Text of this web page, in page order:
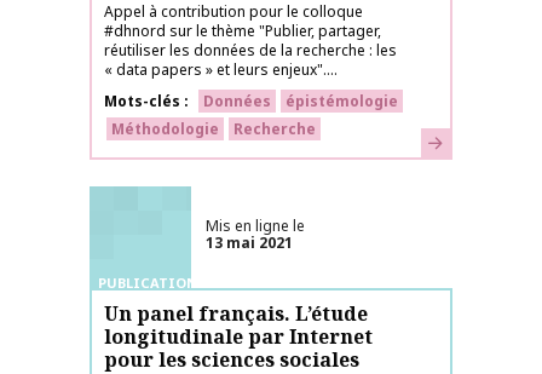
Appel à contribution pour le colloque
#dhnord sur le thème "Publier, partager,
réutiliser les données de la recherche : les
« data papers » et leurs enjeux"....
Mots-clés
Données
épistémologie
Méthodologie
Recherche En savoir plus
PUBLICATIONS
Mis en ligne le
13 mai 2021
Un panel français. L’étude
longitudinale par Internet
pour les sciences sociales